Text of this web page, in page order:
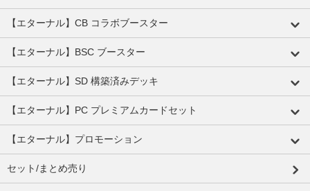
【エターナル】CB コラボブースター
【エターナル】BSC ブースター
【エターナル】SD 構築済みデッキ
【エターナル】PC プレミアムカードセット
【エターナル】プロモーション
セット/まとめ売り